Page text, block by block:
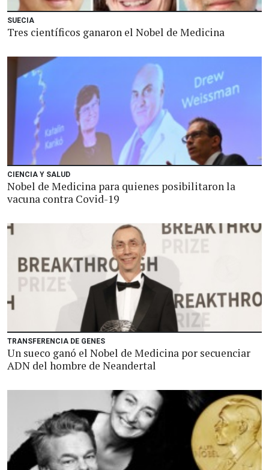
SUECIA
Tres científicos ganaron el Nobel de Medicina
CIENCIA Y SALUD
Nobel de Medicina para quienes posibilitaron la
vacuna contra Covid-19
TRANSFERENCIA DE GENES
Un sueco ganó el Nobel de Medicina por secuenciar
ADN del hombre de Neandertal